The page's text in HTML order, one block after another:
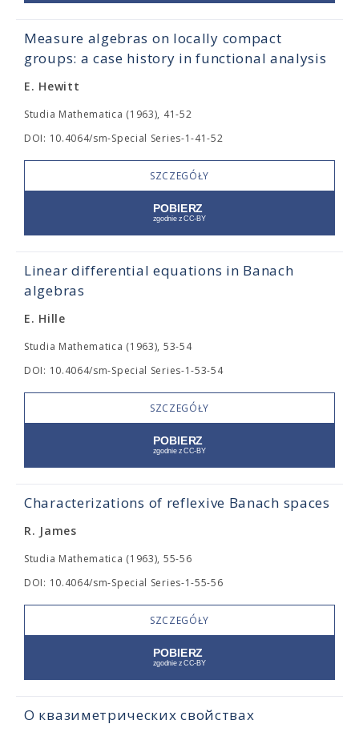
Measure algebras on locally compact
groups: a case history in functional analysis
E. Hewitt
Studia Mathematica (1963), 41-52
DOI: 10.4064/sm-Special Series-1-41-52
SZCZEGÓŁY
Linear differential equations in Banach
algebras
E. Hille
Studia Mathematica (1963), 53-54
DOI: 10.4064/sm-Special Series-1-53-54
SZCZEGÓŁY
Characterizations of reflexive Banach spaces
R. James
Studia Mathematica (1963), 55-56
DOI: 10.4064/sm-Special Series-1-55-56
SZCZEGÓŁY
О квазиметрических свойствах